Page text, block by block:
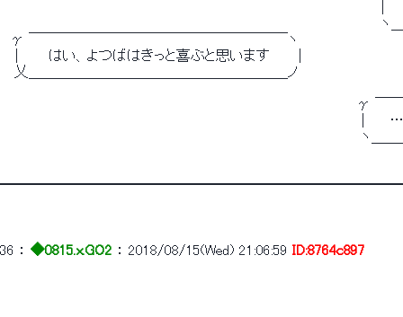
ヽ＿＿＿＿＿＿＿＿
γ ￣￣￣￣￣￣￣￣￣￣￣￣￣￣￣￣￣￣ヽ
｜　　 はい、よつばはきっと喜ぶと思います　 　 |
乂＿＿＿＿＿＿＿＿＿＿＿＿＿＿＿＿＿＿ノ
γ ￣￣￣￣￣￣￣￣￣
｜　　……はい、じゃあ
ヽ＿＿＿＿＿＿＿＿＿
36 ： ◆0815.x.GO2 ： 2018/08/15(Wed) 21:06:59 ID:8764c897